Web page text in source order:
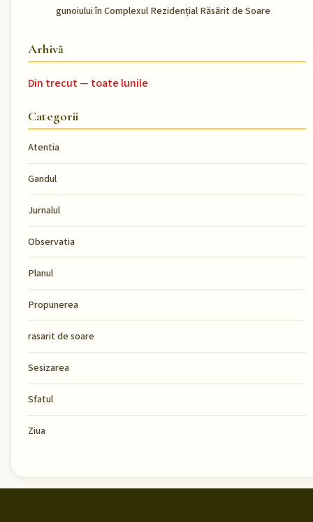
gunoiului în Complexul Rezidențial Răsărit de Soare
Arhivă
Din trecut — toate lunile
Categorii
Atentia
Gandul
Jurnalul
Observatia
Planul
Propunerea
rasarit de soare
Sesizarea
Sfatul
Ziua